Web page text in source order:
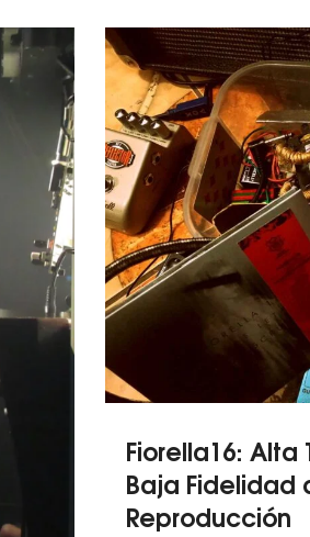
Fiorella16:
Baja Fidelidad
Reproducción